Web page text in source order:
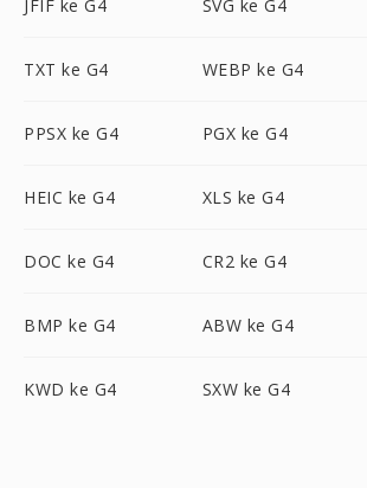
JFIF ke G4 SVG ke G4
TXT ke G4 WEBP ke G4
PPSX ke G4 PGX ke G4
HEIC ke G4 XLS ke G4
DOC ke G4 CR2 ke G4
BMP ke G4 ABW ke G4
KWD ke G4 SXW ke G4